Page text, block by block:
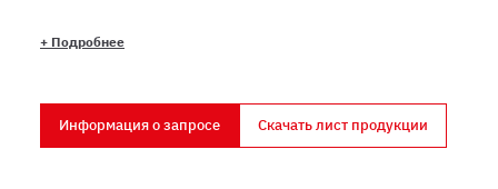
  .предохранительные микровыключатели на
+ Подробнее
Информация о запросе Скачать лист продукции